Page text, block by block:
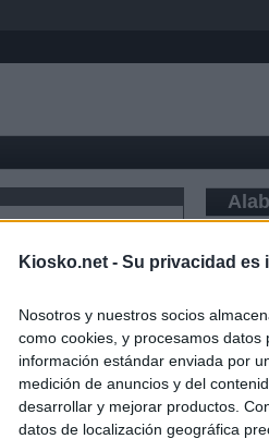
Kiosko.net - Su privacidad es
Nosotros y nuestros socios
como cookies, y procesamos
información estándar enviada por
medición de anuncios y del
desarrollar y mejorar productos.
datos de localización geográfica